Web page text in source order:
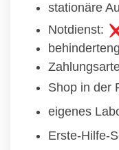
stationäre
Notdienst:
Shop in der
eigenes
Erste-Hilfe-